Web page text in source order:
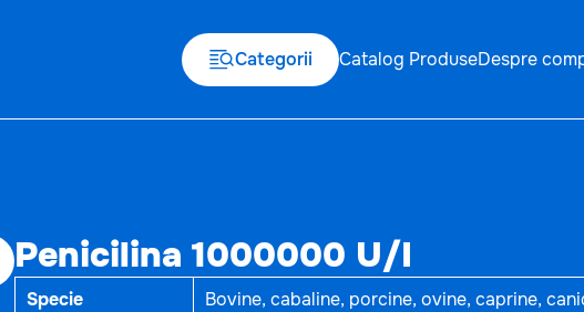
Categorii Catalog ProduseDespre
Penicilina 1000000 U/I
Specie Bovine, cabaline, porcine, ovine, caprine,